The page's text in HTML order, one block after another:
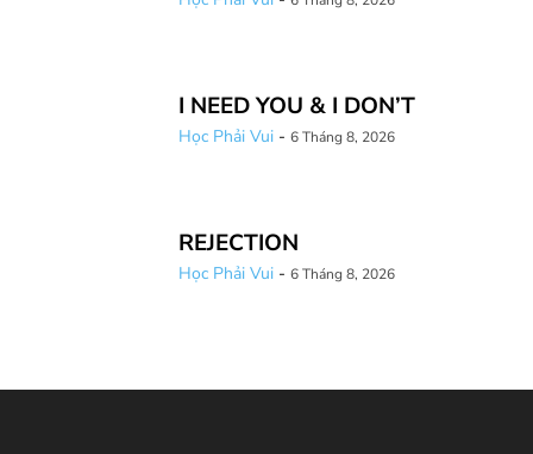
I NEED YOU & I DON’T
Học Phải Vui - 6 Tháng 8, 2026
REJECTION
Học Phải Vui - 6 Tháng 8, 2026